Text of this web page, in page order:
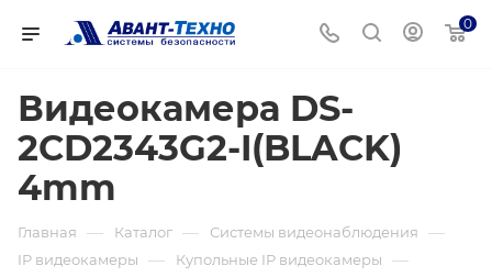
0
Видеокамера DS-
2CD2343G2-I(BLACK)
4mm
Главная — Каталог — Системы видеонаблюдения —
IP видеокамеры — Купольные IP видеокамеры —